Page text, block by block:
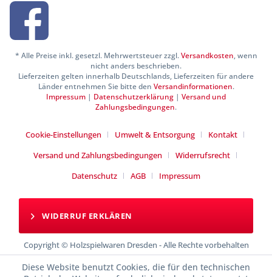
* Alle Preise inkl. gesetzl. Mehrwertsteuer zzgl.Versandkosten, wenn
nicht anders beschrieben.
Lieferzeiten gelten innerhalb Deutschlands, Lieferzeiten für andere
Länder entnehmen Sie bitte den Versandinformationen.
Impressum | Datenschutzerklärung | Versand und
Zahlungsbedingungen.
Cookie-Einstellungen Umwelt & Entsorgung
Kontakt
Versand und Zahlungsbedingungen
Widerrufsrecht
Datenschutz
AGB Impressum
WIDERRUF ERKLÄREN
Copyright © Holzspielwaren Dresden - Alle Rechte vorbehalten
Diese Website benutzt Cookies, die für den technischen